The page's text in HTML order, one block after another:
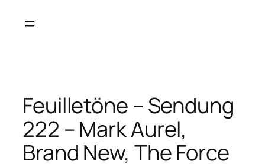
Inhalt
Feuilletöne – Sendung
222 – Mark Aurel,
Brand New, The Force